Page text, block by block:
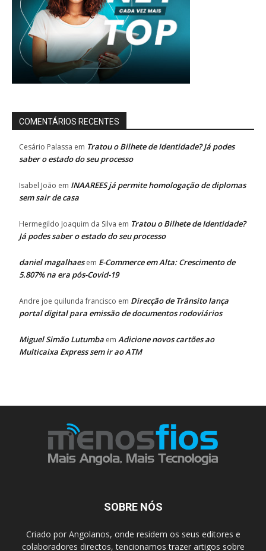
COMENTÁRIOS RECENTES
Cesário Palassa em Tratou o Bilhete de Identidade? Já podes
saber o estado do seu processo
Isabel João em INAAREES já permite homologação de diplomas
sem sair de casa
Hermegildo Joaquim da Silva em Tratou o Bilhete de Identidade?
Já podes saber o estado do seu processo
daniel magalhaesem E-Commerce em Alta: Crescimento de
5.807% na era pós-Covid-19
Andre joe quilunda francisco em Direcção de Trânsito lança
portal digital para emissão de documentos rodoviários
Miguel Simão Lutumba em Adicione novos cartões ao
Multicaixa Express sem ir ao ATM
SOBRE NÓS
Criado por Angolanos, onde residem os seus editores e
colaboradores directos, tencionamos trazer artigos sobre